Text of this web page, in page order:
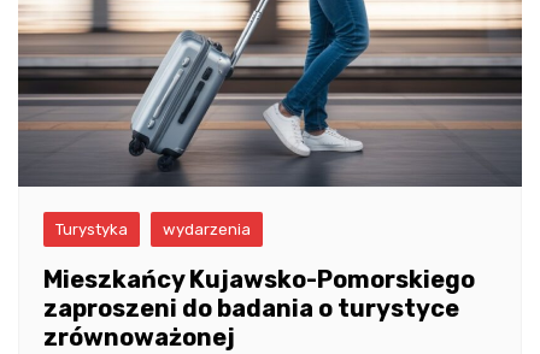
Turystyka wydarzenia
Mieszkańcy Kujawsko-Pomorskiego
zaproszeni do badania o turystyce
zrównoważonej